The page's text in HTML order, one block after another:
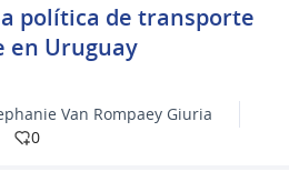
política de transporte
en Uruguay
Van Rompaey Giuria
0